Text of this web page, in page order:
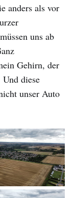
anders als vor
uns ab
Gehirn, der
diese
unser Auto